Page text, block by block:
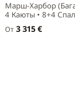
Марш-Харбор
4 Каюты • 8+4
От 3 315 €